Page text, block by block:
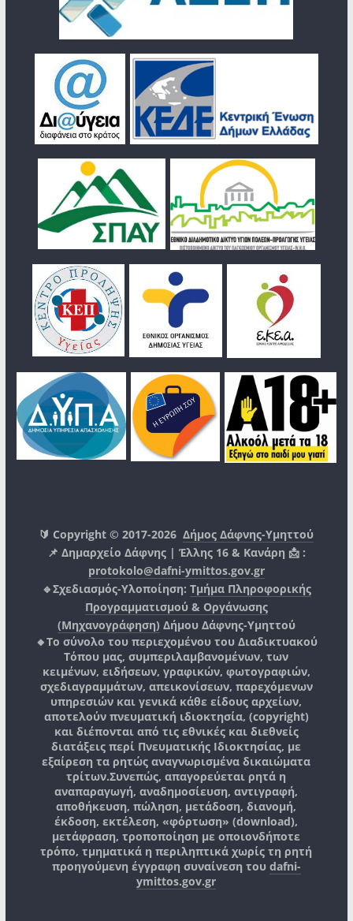
🔰 Copyright © 2017-2026Δήμος Δάφνης-Υμηττού
📌 Δημαρχείο Δάφνης | Έλλης 16 & Κανάρη 📩 :
protokolo@dafni-ymittos.gov.gr
🔹Σχεδιασμός-Υλοποίηση: Τμήμα Πληροφορικής
Προγραμματισμού & Οργάνωσης
(Μηχανογράφηση) Δήμου Δάφνης-Υμηττού
🔸Το σύνολο του περιεχομένου του Διαδικτυακού
Τόπου μας, συμπεριλαμβανομένων, των
κειμένων, ειδήσεων, γραφικών, φωτογραφιών,
σχεδιαγραμμάτων, απεικονίσεων, παρεχόμενων
υπηρεσιών και γενικά κάθε είδους αρχείων,
αποτελούν πνευματική ιδιοκτησία, (copyright)
και διέπονται από τις εθνικές και διεθνείς
διατάξεις περί Πνευματικής Ιδιοκτησίας, με
εξαίρεση τα ρητώς αναγνωρισμένα δικαιώματα
τρίτων.Συνεπώς, απαγορεύεται ρητά η
αναπαραγωγή, αναδημοσίευση, αντιγραφή,
αποθήκευση, πώληση, μετάδοση, διανομή,
έκδοση, εκτέλεση, «φόρτωση» (download),
μετάφραση, τροποποίηση με οποιονδήποτε
τρόπο, τμηματικά η περιληπτικά χωρίς τη ρητή
προηγούμενη έγγραφη συναίνεση του dafni-
ymittos.gov.gr